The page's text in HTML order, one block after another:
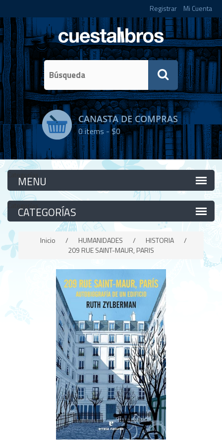
Registrar Mi Cuenta
CANASTA DE COMPRAS
0items -$0
Categorías
Categorías
Inicio / HUMANIDADES / HISTORIA
/
209 RUE SAINT-MAUR, PARIS